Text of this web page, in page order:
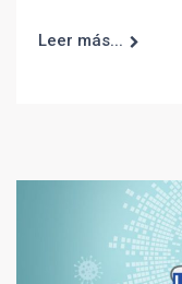
Leer más...